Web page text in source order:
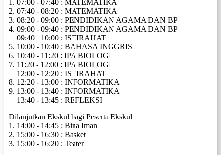
1. 07:00 - 07:40 : MATEMATIKA
2. 07:40 - 08:20 : MATEMATIKA
3. 08:20 - 09:00 : PENDIDIKAN AGAMA DAN BP
4. 09:00 - 09:40 : PENDIDIKAN AGAMA DAN BP
09:40 - 10:00 : ISTIRAHAT
5. 10:00 - 10:40 : BAHASA INGGRIS
6. 10:40 - 11:20 : IPA BIOLOGI
7. 11:20 - 12:00 : IPA BIOLOGI
12:00 - 12:20 : ISTIRAHAT
8. 12:20 - 13:00 : INFORMATIKA
9. 13:00 - 13:40 : INFORMATIKA
13:40 - 13:45 : REFLEKSI
Dilanjutkan Ekskul bagi Peserta Ekskul
1. 14:00 - 14:45 : Bina Iman
2. 15:00 - 16:30 : Basket
3. 15:00 - 16:20 : Teater